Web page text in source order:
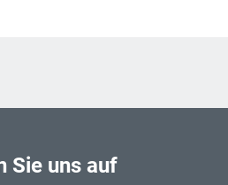
Sie uns auf